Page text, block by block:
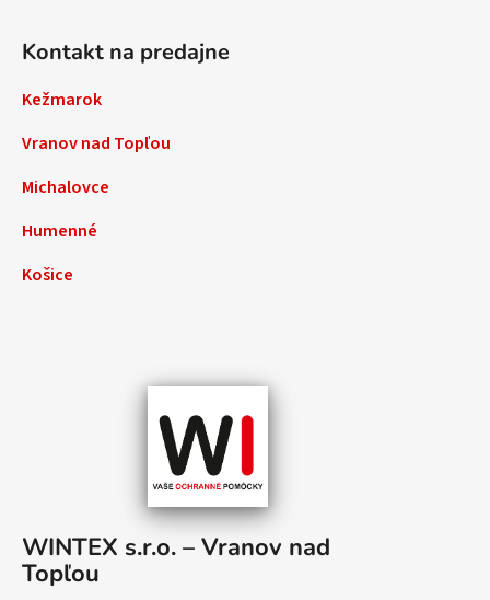
Kontakt na predajne
Kežmarok
Vranov nad Topľou
Michalovce
Humenné
Košice
WINTEX s.r.o. – Vranov nad
Topľou